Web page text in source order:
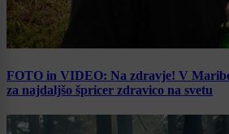
FOTO in VIDEO: Na zdravje! V
za najdaljšo špricer zdravico na svetu